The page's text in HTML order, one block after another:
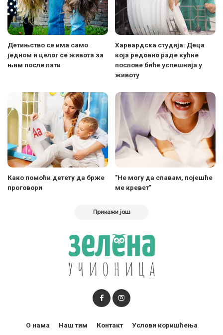
Детињство се има само
једном и целог се живота за
њим после пати
Харвардска студија: Деца
која редовно раде кућне
послове биће успешнија у
животу
Како помоћи детету да брже
проговори
"Не могу да спавам, појешће
ме кревет"
Прикажи још
О нама Наш тим Контакт Услови коришћења